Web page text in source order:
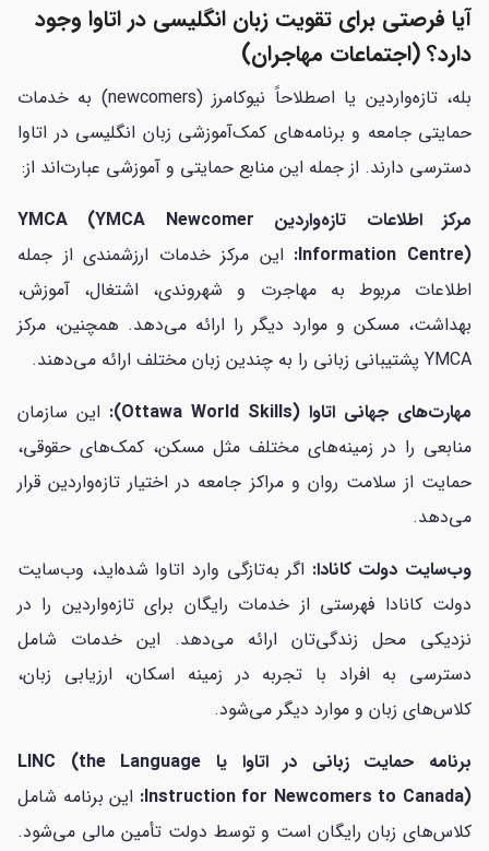
آیا فرصتی برای تقویت زبان انگلیسی در اتاوا وجود
دارد؟ (اجتماعات مهاجران)
بله، تازه‌واردین یا اصطلاحاً نیوکامرز (newcomers) به خدمات
حمایتی جامعه و برنامه‌های کمک‌آموزشی زبان انگلیسی در اتاوا
دسترسی دارند. از جمله این منابع حمایتی و آموزشی عبارت‌اند از:
مرکز اطلاعات تازه‌واردین YMCA (YMCA Newcomer
Information Centre): این مرکز خدمات ارزشمندی از جمله
اطلاعات مربوط به مهاجرت و شهروندی، اشتغال، آموزش،
بهداشت، مسکن و موارد دیگر را ارائه می‌دهد. همچنین، مرکز
YMCA پشتیبانی زبانی را به چندین زبان مختلف ارائه می‌دهند.
مهارت‌های جهانی اتاوا (Ottawa World Skills):
این سازمان
منابعی را در زمینه‌های مختلف مثل مسکن، کمک‌های حقوقی،
حمایت از سلامت روان و مراکز جامعه در اختیار تازه‌واردین قرار
می‌دهد.
وب‌سایت دولت کانادا: اگر به‌تازگی وارد اتاوا شده‌اید، وب‌سایت
دولت کانادا فهرستی از خدمات رایگان برای تازه‌واردین را در
نزدیکی محل زندگی‌تان ارائه می‌دهد. این خدمات شامل
دسترسی به افراد با تجربه در زمینه اسکان، ارزیابی زبان،
کلاس‌های زبان و موارد دیگر می‌شود.
برنامه حمایت زبانی در اتاوا یا LINC (the Language
Instruction for Newcomers to Canada): این برنامه شامل
کلاس‌های زبان رایگان است و توسط دولت تأمین مالی می‌شود.